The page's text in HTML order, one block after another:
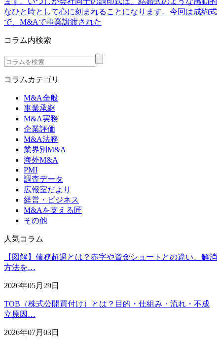
なひと時として心に刻まれることになります。今回は成約式
で、M&Aで事業譲渡された
コラム内検索
コラムカテゴリ
M&A全般
事業承継
M&A実務
企業評価
M&A法務
業界別M&A
海外M&A
PMI
調査データ
広報室だより
経営・ビジネス
M&Aを支える匠
その他
人気コラム
【図解】債務超過とは？赤字や資金ショートとの違い、解消
方法を…
2026年05月29日
TOB（株式公開買付け）とは？目的・仕組み・流れ・不成
立原因…
2026年07月03日